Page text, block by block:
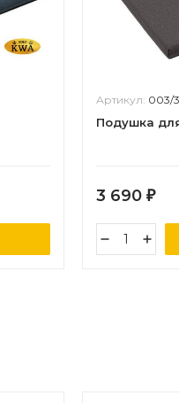
Артикул: 003/
Подушка
3 690 ₽